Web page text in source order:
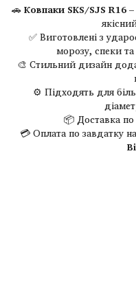
🚗Ковпаки SKS/SJS R16
✅ Виготовлені з
морозу, спеки
🎨 Стильний дизайн
⚙ Підходять для
📦 Доставка по
💳 Оплата по завдатку